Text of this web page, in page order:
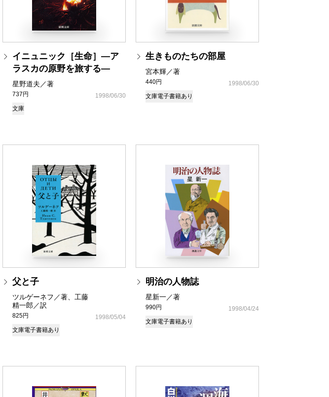
イニュニック［生命］―ア
ラスカの原野を旅する―
星野道夫／著
737円
1998/06/30
文庫
生きものたちの部屋
宮本輝／著
440円
1998/06/30
文庫電子書籍あり
父と子
ツルゲーネフ／著、工藤
精一郎／訳
825円
1998/05/04
文庫電子書籍あり
明治の人物誌
星新一／著
990円
1998/04/24
文庫電子書籍あり